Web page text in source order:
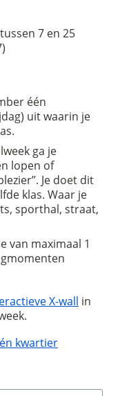
7 en 25
één
uit waarin je
ga je
lopen of
Je doet dit
klas. Waar je
sporthal, straat,
van maximaal 1
X-wall in
kwartier